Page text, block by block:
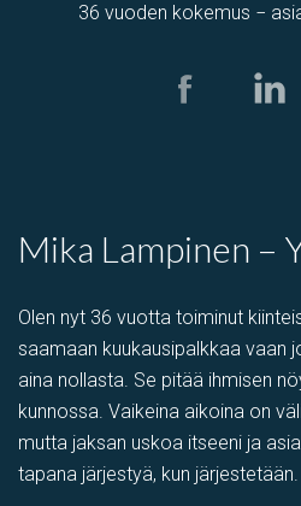
36 vuoden kokemus −
Mika Lampinen –
Olen nyt 36 vuotta toiminut
saamaan kuukausipalkkaa vaan
aina nollasta. Se pitää ihmisen
kunnossa. Vaikeina aikoina on
mutta jaksan uskoa itseeni ja
tapana järjestyä, kun